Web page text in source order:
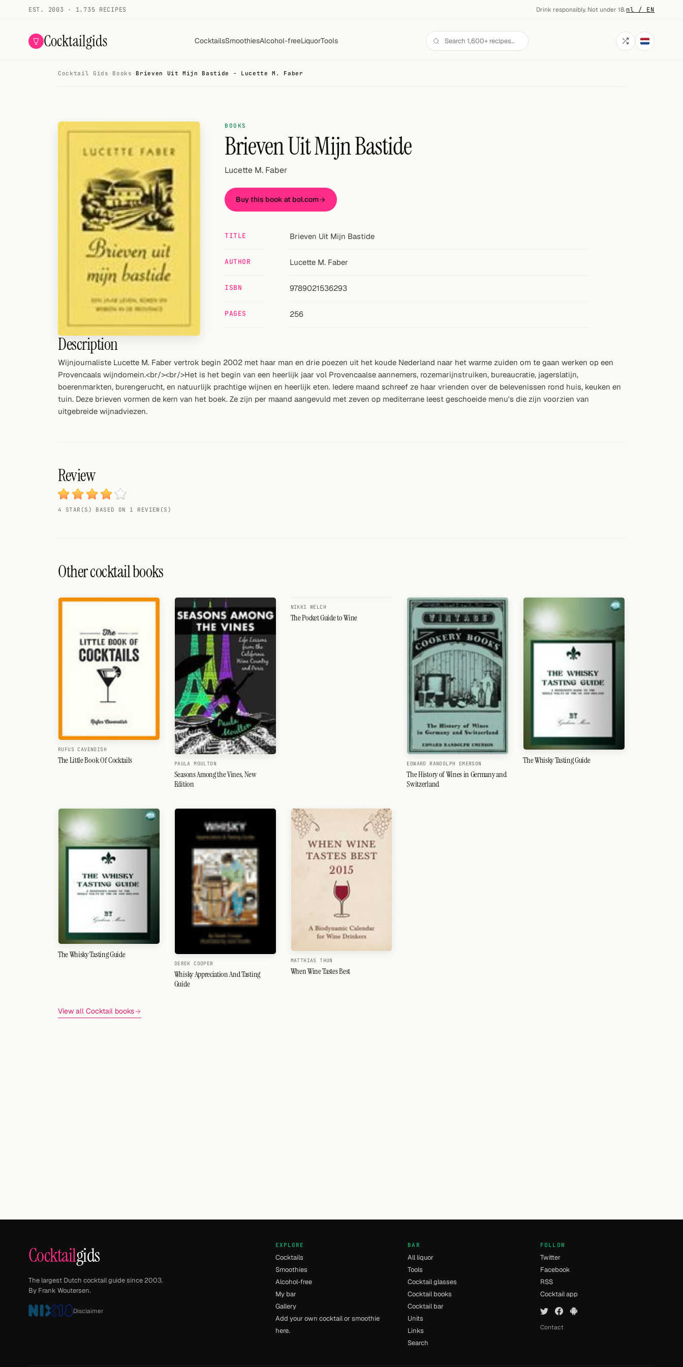
EST. 2003 · 1.735 RECIPES Drink responsibly. Not under 18.·nl / EN
Cocktailgids CocktailsSmoothiesAlcohol-freeLiquorTools
Add your own cocktail or smoothie here.
Cocktail glasses
Cocktail books
Cocktail Gids · Books · Brieven Uit Mijn Bastide - Lucette M. Faber
BOOKS
Brieven Uit Mijn Bastide
Lucette M. Faber
Buy this book at bol.com
TITLE Brieven Uit Mijn Bastide
AUTHOR Lucette M. Faber
ISBN 9789021536293
PAGES 256
Description
Wijnjournaliste Lucette M. Faber vertrok begin 2002 met haar man en drie poezen uit het koude Nederland naar het warme zuiden om te gaan werken op een
Provencaals wijndomein.<br/><br/>Het is het begin van een heerlijk jaar vol Provencaalse aannemers, rozemarijnstruiken, bureaucratie, jagerslatijn,
boerenmarkten, burengerucht, en natuurlijk prachtige wijnen en heerlijk eten. Iedere maand schreef ze haar vrienden over de belevenissen rond huis, keuken en
tuin. Deze brieven vormen de kern van het boek. Ze zijn per maand aangevuld met zeven op mediterrane leest geschoeide menu's die zijn voorzien van
uitgebreide wijnadviezen.
Review
4 STAR(S) BASED ON 1 REVIEW(S)
Other cocktail books
RUFUS CAVENDISH
The Little Book Of Cocktails PAULA MOULTON
Seasons Among the Vines, New
Edition
NIKKI WELCH
The Pocket Guide to Wine
EDWARD RANDOLPH EMERSON
The History of Wines in Germany and
Switzerland
The Whisky Tasting Guide
The Whisky Tasting Guide
DEREK COOPER
Whisky Appreciation And Tasting
Guide
MATTHIAS THUN
When Wine Tastes Best
View all Cocktail books
Cocktailgids
The largest Dutch cocktail guide since 2003.
By Frank Woutersen.
Disclaimer
EXPLORE
Cocktails
Smoothies
Alcohol-free
My bar
Gallery
Add your own cocktail or smoothie
here.
BAR
All liquor
Tools
Cocktail glasses
Cocktail books
Cocktail bar
Units
Links
Search
FOLLOW
Twitter
Facebook
RSS
Cocktail app
Contact